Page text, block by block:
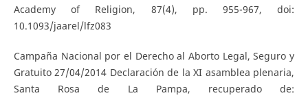
Academy of Religion, 87(4), pp. 955-967, doi:
10.1093/jaarel/lfz083
Campaña Nacional por el Derecho al Aborto Legal, Seguro y
Gratuito 27/04/2014 Declaración de la XI asamblea plenaria,
Santa Rosa de La Pampa, recuperado de: